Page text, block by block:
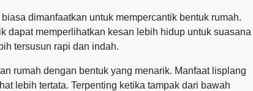
dimanfaatkan untuk mempercantik bentuk rumah.
dapat memperlihatkan kesan lebih hidup untuk suasana
tersusun rapi dan indah.
rumah dengan bentuk yang menarik. Manfaat lisplang
lebih tertata. Terpenting ketika tampak dari bawah